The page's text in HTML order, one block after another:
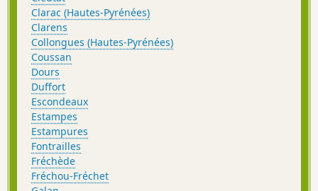
Clarac (Hautes-Pyrénées)
Clarens
Collongues (Hautes-Pyrénées)
Coussan
Dours
Duffort
Escondeaux
Estampes
Estampures
Fontrailles
Fréchède
Fréchou-Fréchet